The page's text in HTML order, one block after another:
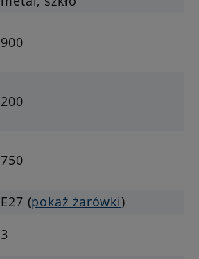
900
200
750
E27 (pokaż żarówki)
3